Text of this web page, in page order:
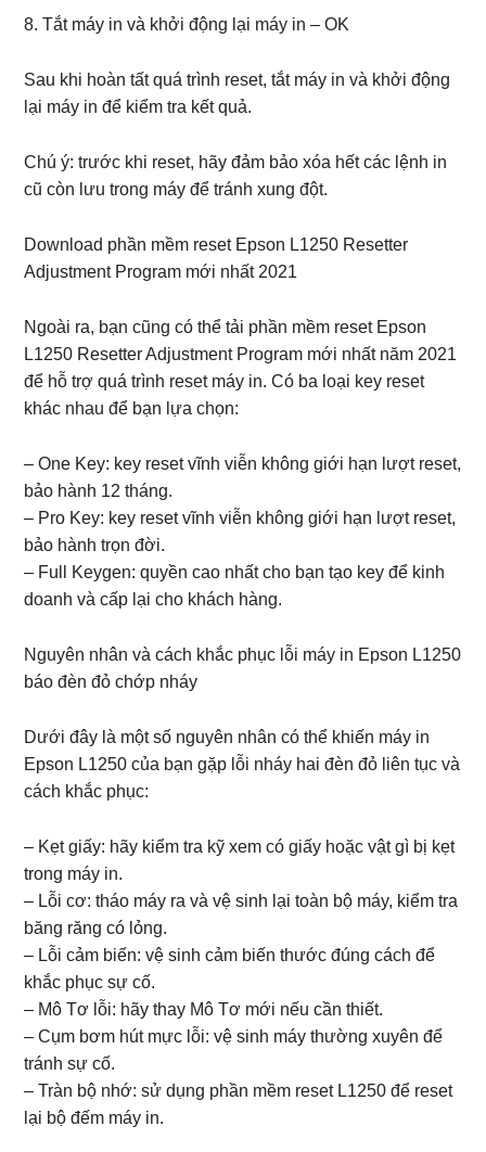
8. Tắt máy in và khởi động lại máy in – OK
Sau khi hoàn tất quá trình reset, tắt máy in và khởi động
lại máy in để kiểm tra kết quả.
Chú ý: trước khi reset, hãy đảm bảo xóa hết các lệnh in
cũ còn lưu trong máy để tránh xung đột.
Download phần mềm reset Epson L1250 Resetter
Adjustment Program mới nhất 2021
Ngoài ra, bạn cũng có thể tải phần mềm reset Epson
L1250 Resetter Adjustment Program mới nhất năm 2021
để hỗ trợ quá trình reset máy in. Có ba loại key reset
khác nhau để bạn lựa chọn:
– One Key: key reset vĩnh viễn không giới hạn lượt reset,
bảo hành 12 tháng.
– Pro Key: key reset vĩnh viễn không giới hạn lượt reset,
bảo hành trọn đời.
– Full Keygen: quyền cao nhất cho bạn tạo key để kinh
doanh và cấp lại cho khách hàng.
Nguyên nhân và cách khắc phục lỗi máy in Epson L1250
báo đèn đỏ chớp nháy
Dưới đây là một số nguyên nhân có thể khiến máy in
Epson L1250 của bạn gặp lỗi nháy hai đèn đỏ liên tục và
cách khắc phục:
– Kẹt giấy: hãy kiểm tra kỹ xem có giấy hoặc vật gì bị kẹt
trong máy in.
– Lỗi cơ: tháo máy ra và vệ sinh lại toàn bộ máy, kiểm tra
băng răng có lỏng.
– Lỗi cảm biến: vệ sinh cảm biến thước đúng cách để
khắc phục sự cố.
– Mô Tơ lỗi: hãy thay Mô Tơ mới nếu cần thiết.
– Cụm bơm hút mực lỗi: vệ sinh máy thường xuyên để
tránh sự cố.
– Tràn bộ nhớ: sử dụng phần mềm reset L1250 để reset
lại bộ đếm máy in.